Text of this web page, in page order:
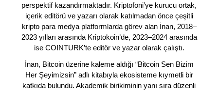
perspektif kazandırmaktadır. Kriptofoni’ye kurucu ortak,
içerik editörü ve yazarı olarak katılmadan önce çeşitli
kripto para medya platformlarda görev alan İnan, 2018–
2023 yılları arasında Kriptokoin’de, 2023–2024 arasında
ise COINTURK’te editör ve yazar olarak çalıştı.
İnan, Bitcoin üzerine kaleme aldığı “Bitcoin Sen Bizim
Her Şeyimizsin” adlı kitabıyla ekosisteme kıymetli bir
katkıda bulundu. Akademik birikiminin yanı sıra düzenli